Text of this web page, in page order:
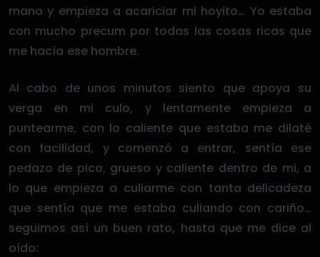
mano y empieza a acariciar mi hoyito… Yo estaba
con mucho precum por todas las cosas ricas que
me hacía ese hombre.
Al cabo de unos minutos siento que apoya su
verga en mi culo, y lentamente empieza a
puntearme, con lo caliente que estaba me dilaté
con facilidad, y comenzó a entrar, sentía ese
pedazo de pico, grueso y caliente dentro de mi, a
lo que empieza a culiarme con tanta delicadeza
que sentía que me estaba culiando con cariño…
seguimos así un buen rato, hasta que me dice al
oído: